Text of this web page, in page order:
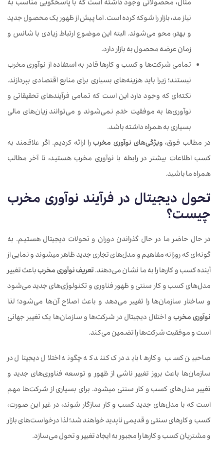
مثال، محصولاتی وجود داشته است که با پاسخگویی مناسب به
نیاز مد، بازار را شوکه ‌کرده‌ است. اما پیش از ظهور یک محصول جدید
و بهتر، محو می‌شوند. البته این موضوع ارتباط زیادی با شانس و
زمان عرضه محصول به بازار دارد.
تمامی شرکت‌ها و کسب و کارها قادر به استفاده از نوآوری مخرب
نیستند؛ زیرا باید هزینه‌های بسیاری برای منابع اقتصادی بپردازند.
نکته‌ای که وجود دارد این است که تمامی فرآیندهای تحقیقاتی و
نوآوری‌ها به موفقیت ختم نمی‌شوند و می‌توانند زیان‌های مالی
بسیاری به همراه داشته باشد.
در مطالب فوق، ویژگی‌های نوآوری مخربرا ارائه کردیم. اگر علاقمند به
کسب اطلاعات بیشتر در رابطه با نوآوری مخرب هستید، تا آخر مطالب
همراه ما باشید.
تحول دیجیتال در فرآیند نوآوری مخرب
چیست؟
در حال حاضر ما در حال گذراندن دوران و تحولات دیجیتال هستیم. به
گونه‌ای که روزانه مفاهیم و مدل‌های تجاری جدید ظاهر می‎شوند و نمایی از
آینده کسب و کارها را به ما نشان می‌دهند.تعریف نوآوری مخربباعث تغییر
مدل‌های کسب و کار سنتی و ظهور فناوری و تکنولوژی‌های جدید می‌شود
و ساختار سازمان‌ها را تغییر می‌دهد و باعث اصلاح آن‌ها می‌شود؛ لذا
نوآوری مخربو اختلال دیجیتال در شرکت‌ها و سازمان‌ها یک تغییر جهانی
است و موفقیت شرکت‌ها را تضمین می‌کند.
صاحبین کسب و کارها باید درک کنند که چگونه اختلال دیجیتال در
سازمان‌ها باعث بروز تغییر ناشی از ظهور و توسعه فناوری‌های جدید و
تغییر مدل‌های کسب و کار سنتی می‎شود. برای بسیاری از شرکت‌ها مهم
است که با مدل‌های جدید کسب و کار سازگار شوند، در غیر این صورت،
کسب و کارهای سنتی و قدیمی ناپدید خواهند شد؛ لذا درخواست‌های بازار
و مشتریان کسب و کارها را مجبور به ایجاد تغییر و تحول می‌سازد.